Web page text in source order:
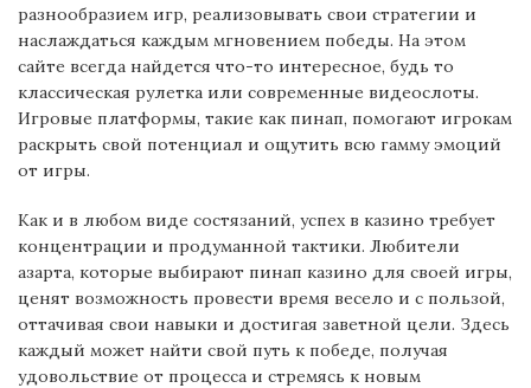
разнообразием игр, реализовывать свои стратегии и
наслаждаться каждым мгновением победы. На этом
сайте всегда найдется что-то интересное, будь то
классическая рулетка или современные видеослоты.
Игровые платформы, такие как пинап, помогают игрокам
раскрыть свой потенциал и ощутить всю гамму эмоций
от игры.
Как и в любом виде состязаний, успех в казино требует
концентрации и продуманной тактики. Любители
азарта, которые выбирают пинап казино для своей игры,
ценят возможность провести время весело и с пользой,
оттачивая свои навыки и достигая заветной цели. Здесь
каждый может найти свой путь к победе, получая
удовольствие от процесса и стремясь к новым